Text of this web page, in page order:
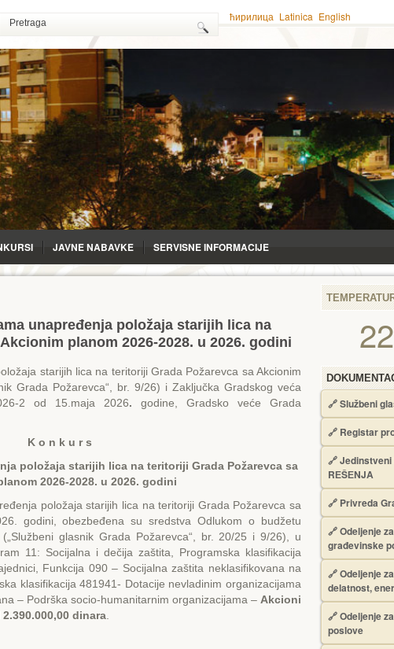
ћирилица Latinica English
JAVNE NABAVKE SERVISNE INFORMACIJE
unapređenja položaja starijih lica na
planom 2026-2028. u 2026. godini
starijih lica na teritoriji Grada Požarevca sa Akcionim
Grada Požarevca“, br. 9/26) i Zaključka Gradskog veća
2 od 15.maja 2026. godine, Gradsko veće Grada
K o n k u r s
položaja starijih licana teritoriji Grada Požarevca sa
2026-2028. u 2026. godini
položaja starijih lica na teritoriji Grada Požarevca sa
godini, obezbeđena su sredstva Odlukom o budžetu
glasnik Grada Požarevca“, br. 20/25 i 9/26), u
11: Socijalna i dečija zaštita, Programska klasifikacija
Funkcija 090 – Socijalna zaštita neklasifikovana na
klasifikacija 481941- Dotacije nevladinim organizacijama
– Podrška socio-humanitarnim organizacijama – Akcioni
2.390.000,00 dinara
🔗Službeni
🔗 Registar
🔗
RЕŠЕNJA
🔗 Privreda
🔗Odeljenje
građevinske
🔗Odeljenje
delatnost,
🔗Odeljenje
poslove